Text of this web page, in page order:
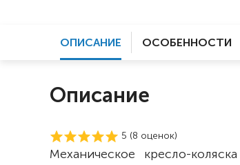
ОПИСАНИЕ ОСОБЕННОСТИ
Описание
5 (8 оценок)
Механическое кресло-коляска